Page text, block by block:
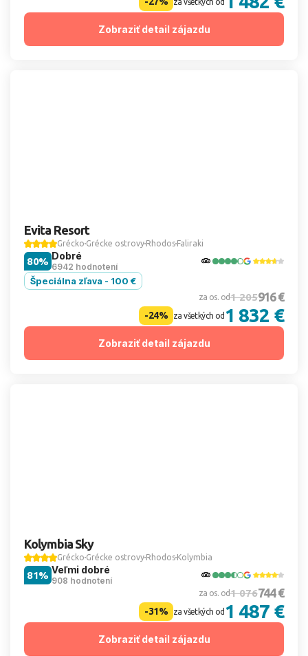
Zobraziť detail zájazdu
Evita Resort
Grécko Grécke ostrovy Rhodos Faliraki
Dobré
6942 hodnotení
80%
Špeciálna zľava - 100 €
za os. od1 205916 €
-24% za všetkých od 1 832 €
Zobraziť detail zájazdu
Kolymbia Sky
Grécko Grécke ostrovy Rhodos Kolymbia
Veľmi dobré
908 hodnotení
81%
za os. od1 076744 €
-31% za všetkých od 1 487 €
Zobraziť detail zájazdu